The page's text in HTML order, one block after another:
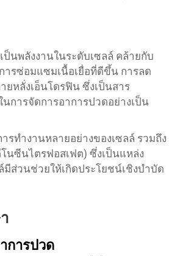
ป็นพลังงานในระดับเซลล์ คล้ายกับ
ารซ่อมแซมเนื้อเยื่อที่ดีขึ้น การลด
ยหลั่งเอ็นโดรฟิน ซึ่งเป็นสาร
การจัดการอาการปวดอย่างเป็น
รทำงานหลายอย่างของเซลล์ รวมถึง
นซีนไตรฟอสเฟต) ซึ่งเป็นแหล่ง
ส่วนช่วยให้เกิดประโยชน์เชิงบำบัด
การปวด